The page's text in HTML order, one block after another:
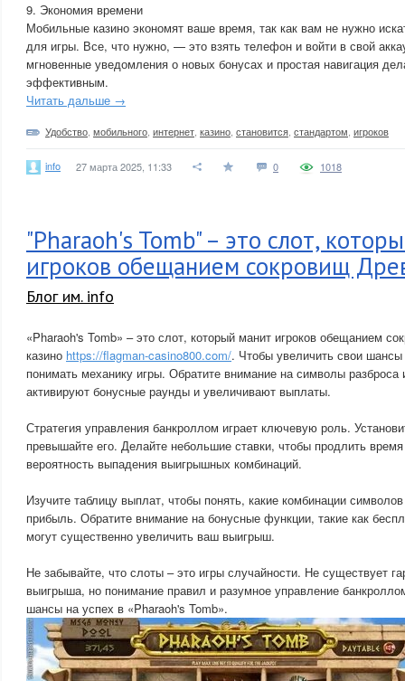
9. Экономия времени
Мобильные казино экономят ваше время, так как вам не нужно
для игры. Все, что нужно, — это взять телефон и войти в свой
мгновенные уведомления о новых бонусах и простая навигация
эффективным.
Читать дальше →
Удобство мобильного интернет казино становится стандартом игроков
info 27 марта 2025, 11:33 0 1018
"Pharaoh's Tomb" – это слот,
игроков обещанием сокровищ
Блог им. info
«Pharaoh's Tomb» – это слот, который манит игроков обещанием
казино https://flagman-casino800.com/. Чтобы увеличить свои
понимать механику игры. Обратите внимание на символы
активируют бонусные раунды и увеличивают выплаты.
Стратегия управления банкроллом играет ключевую роль.
превышайте его. Делайте небольшие ставки, чтобы продлить
вероятность выпадения выигрышных комбинаций.
Изучите таблицу выплат, чтобы понять, какие комбинации
прибыль. Обратите внимание на бонусные функции, такие как
могут существенно увеличить ваш выигрыш.
Не забывайте, что слоты – это игры случайности. Не существует
выигрыша, но понимание правил и разумное управление
шансы на успех в «Pharaoh's Tomb».